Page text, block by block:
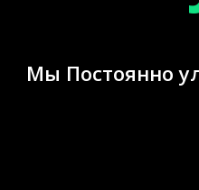
Мы Постоянно